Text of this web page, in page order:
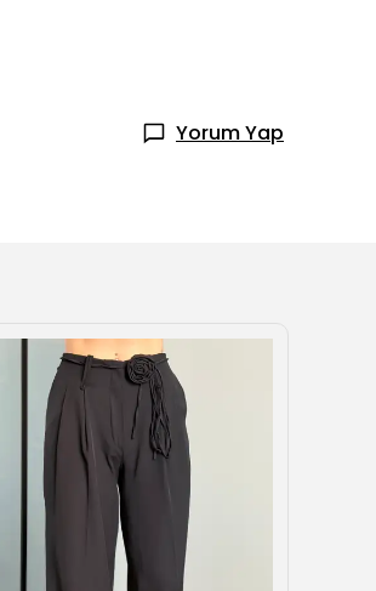
Yorum Yap